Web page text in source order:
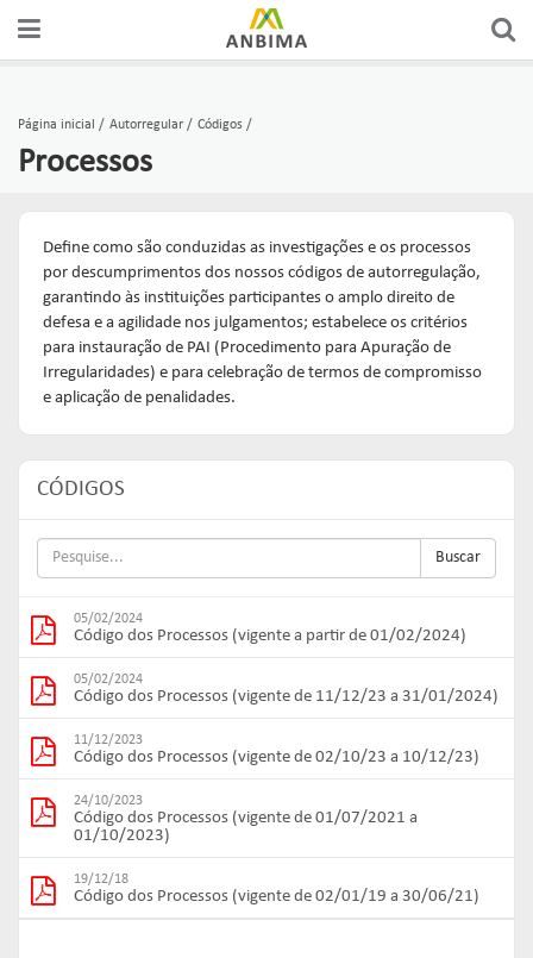
Página inicial Autorregular Códigos
Processos
Define como são conduzidas as investigações e os processos
por descumprimentos dos nossos códigos de autorregulação,
garantindo às instituições participantes o amplo direito de
defesa e a agilidade nos julgamentos; estabelece os critérios
para instauração de PAI (Procedimento para Apuração de
Irregularidades) e para celebração de termos de compromisso
e aplicação de penalidades.
CÓDIGOS
Buscar
05/02/2024
Código dos Processos (vigente a partir de 01/02/2024)
05/02/2024
Código dos Processos (vigente de 11/12/23 a 31/01/2024)
11/12/2023
Código dos Processos (vigente de 02/10/23 a 10/12/23)
24/10/2023
Código dos Processos (vigente de 01/07/2021 a
01/10/2023)
19/12/18
Código dos Processos (vigente de 02/01/19 a 30/06/21)